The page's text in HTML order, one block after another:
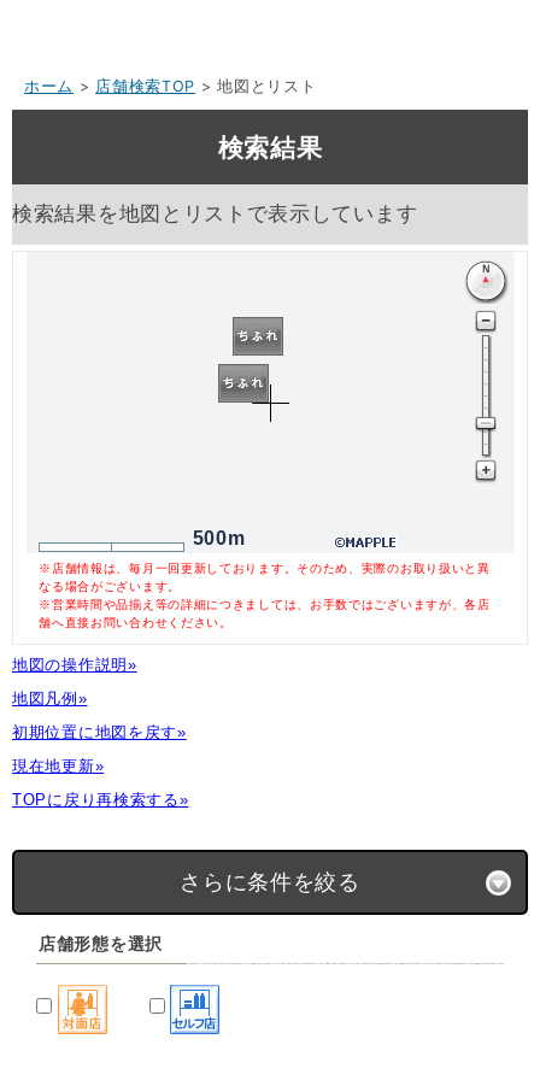
ホーム > 店舗検索TOP > 地図とリスト
検索結果
検索結果を地図とリストで表示しています
500m
※店舗情報は、毎月一回更新しております。そのため、実際のお取り扱いと異
なる場合がございます。
※営業時間や品揃え等の詳細につきましては、お手数ではございますが、各店
舗へ直接お問い合わせください。
地図の操作説明»
地図凡例»
初期位置に地図を戻す»
現在地更新»
TOPに戻り再検索する»
さらに条件を絞る
店舗形態を選択